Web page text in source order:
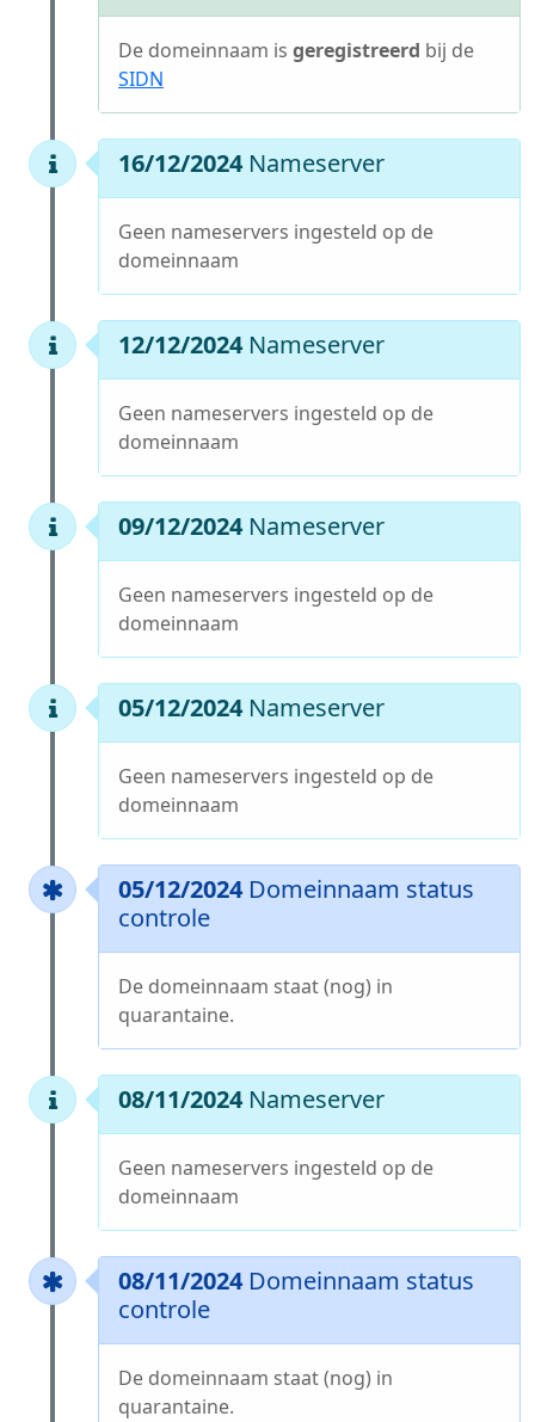
De domeinnaam is geregistreerd bij de
SIDN
16/12/2024 Nameserver
Geen nameservers ingesteld op de
domeinnaam
12/12/2024 Nameserver
Geen nameservers ingesteld op de
domeinnaam
09/12/2024 Nameserver
Geen nameservers ingesteld op de
domeinnaam
05/12/2024 Nameserver
Geen nameservers ingesteld op de
domeinnaam
05/12/2024 Domeinnaam status
controle
De domeinnaam staat (nog) in
quarantaine.
08/11/2024 Nameserver
Geen nameservers ingesteld op de
domeinnaam
08/11/2024 Domeinnaam status
controle
De domeinnaam staat (nog) in
quarantaine.